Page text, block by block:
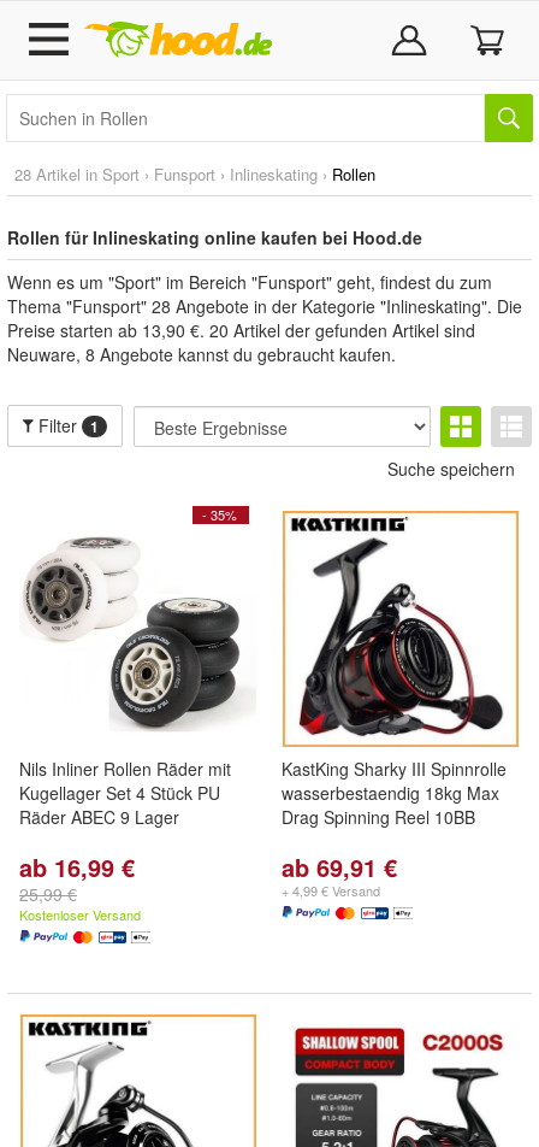
28 Artikel in Sport › Funsport › Inlineskating › Rollen
Rollen für Inlineskating online kaufen bei Hood.de
Wenn es um "Sport" im Bereich "Funsport" geht, findest du zum
Thema "Funsport" 28 Angebote in der Kategorie "Inlineskating". Die
Preise starten ab 13,90 €. 20 Artikel der gefunden Artikel sind
Neuware, 8 Angebote kannst du gebraucht kaufen.
Filter 1
Suche speichern
- 35%
Nils Inliner Rollen Räder mit
Kugellager Set 4 Stück PU
Räder ABEC 9 Lager
ab 16,99 €
25,99 €
Kostenloser Versand
KastKing Sharky III Spinnrolle
wasserbestaendig 18kg Max
Drag Spinning Reel 10BB
ab 69,91 €
+ 4,99 € Versand